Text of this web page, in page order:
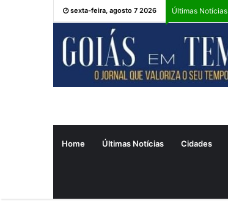
sexta-feira, agosto 7 2026 Últimas Notícias
Home Últimas Notícias Cidades